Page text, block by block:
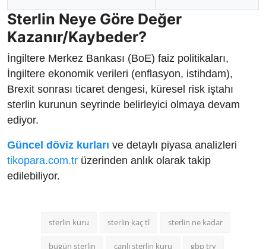
Sterlin Neye Göre Değer
Kazanır/Kaybeder?
İngiltere Merkez Bankası (BoE) faiz politikaları,
İngiltere ekonomik verileri (enflasyon, istihdam),
Brexit sonrası ticaret dengesi, küresel risk iştahı
sterlin kurunun seyrinde belirleyici olmaya devam
ediyor.
Güncel döviz kurları ve detaylı piyasa analizleri
tikopara.com.tr üzerinden anlık olarak takip
edilebiliyor.
sterlin kuru sterlin kaç tl sterlin ne kadar
bugün sterlin canlı sterlin kuru gbp try